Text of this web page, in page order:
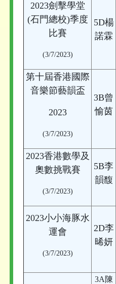
2023劍擊學堂
(石門總校)季度
比賽
(3/7/2023)
5D楊
諾霖
第十屆香港國際
音樂節藝韻盃
2023
(3/7/2023)
3B曾
愉茵
2023香港數學及
奧數挑戰賽
(3/7/2023)
5B李
韻馥
2023小小海豚水
運會
(3/7/2023)
2D李
晞妍
3A陳